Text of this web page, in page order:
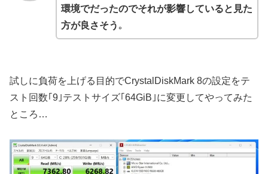
環境でだったのでそれが影響していると見た
方が良さそう｡
試しに負荷を上げる目的でCrystalDiskMark 8の設定をテ
スト回数｢9｣テストサイズ｢64GiB｣に変更してやってみた
ところ…